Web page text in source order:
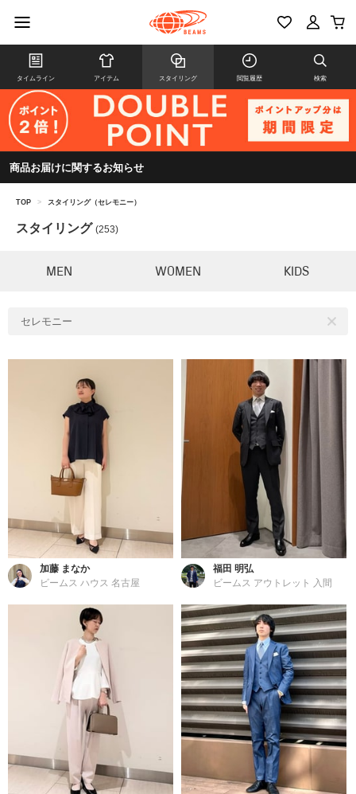
タイムライン アイテム スタイリング 閲覧履歴 検索
商品お届けに関するお知らせ
TOP > スタイリング（セレモニー）
スタイリング (253)
MEN WOMEN KIDS
セレモニー
加藤 まなか
ビームス ハウス 名古屋
福田 明弘
ビームス アウトレット 入間